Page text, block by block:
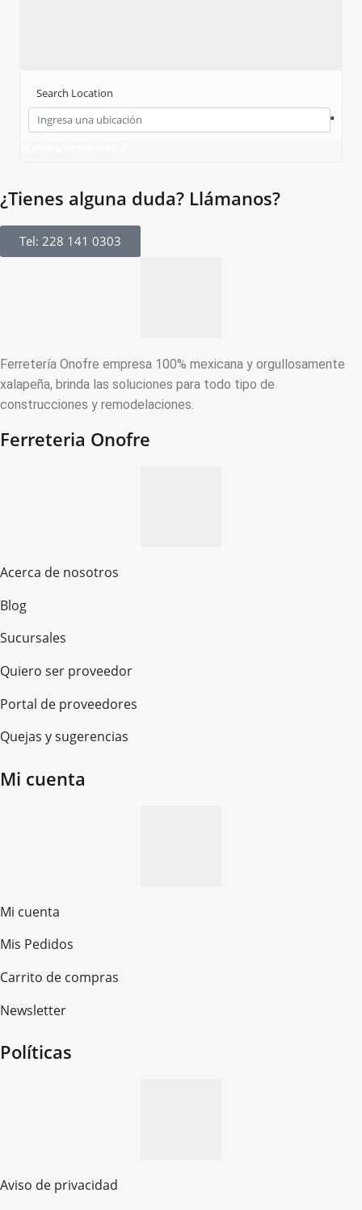
Search Location
¿Tienes alguna duda? Llámanos?
Tel: 228 141 0303
Ferretería Onofre empresa 100% mexicana y orgullosamente
xalapeña, brinda las soluciones para todo tipo de
construcciones y remodelaciones.
Ferreteria Onofre
Acerca de nosotros
Blog
Sucursales
Quiero ser proveedor
Portal de proveedores
Quejas y sugerencias
Mi cuenta
Mi cuenta
Mis Pedidos
Carrito de compras
Newsletter
Políticas
Aviso de privacidad
Chat en línea · Respondemos rápido